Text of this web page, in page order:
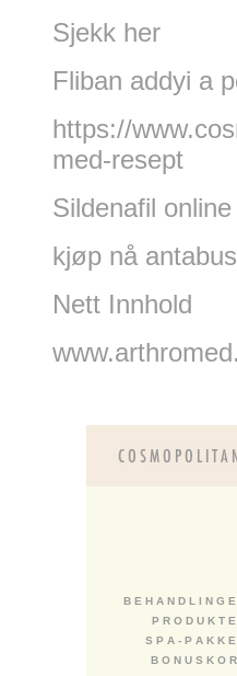
Sjekk her
Fliban addyi a
https://
med-resept
Sildenafil
kjøp nå
Nett Innhold
B E H A N D L I N G E
P R O D U K T E
S P A - P A K K E
B O N U S K O